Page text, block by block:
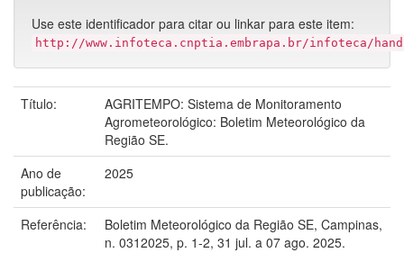
Use este identificador para citar ou linkar para este item:
http://www.infoteca.cnptia.embrapa.br/infoteca/
Título:
AGRITEMPO: Sistema de Monitoramento
Agrometeorológico: Boletim Meteorológico da
Região SE.
Ano de
publicação:
2025
Referência:
Boletim Meteorológico da Região SE, Campinas,
n. 0312025, p. 1-2, 31 jul. a 07 ago. 2025.